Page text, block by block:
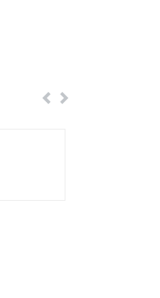
ZurückWeiter